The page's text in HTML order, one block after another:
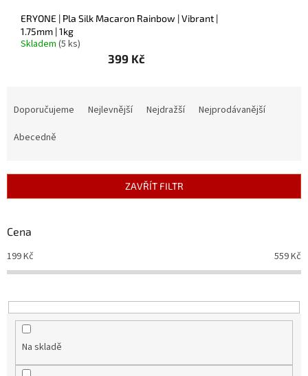
Značky
Měna
ERYONE | Pla Silk Macaron Rainbow | Vibrant |
1.75mm | 1kg
Skladem (5 ks)
399 Kč
r
d
k
t
Doporučujeme Nejlevnější Nejdražší
Nejprodávanější
Abecedně
ZAVŘÍT FILTR
Cena
199Kč 559Kč
Na skladě